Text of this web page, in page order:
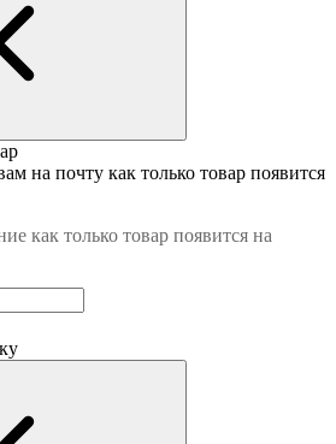
на почту как только товар появится
как только товар появится на